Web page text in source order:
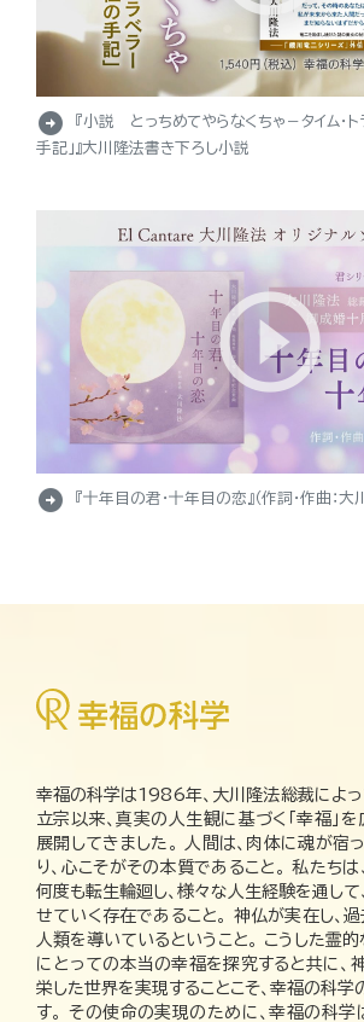
arrow_circle_right
『小説 とっちめてやらなくちゃ－タイム・
手記」』大川隆法書き下ろし小説
arrow_circle_right 『十年目の君・十年目の恋』（作詞・作曲：大
幸福の科学は1986年、大川隆法総裁によっ
立宗以来、真実の人生観に基づく「幸福」を
展開してきました。 人間は、肉体に魂が宿
り、心こそがその本質であること。 私たち
何度も転生輪廻し、様々な人生経験を通して
せていく存在であること。 神仏が実在し、過
人類を導いているということ。 こうした霊
にとっての本当の幸福を探究すると共に、
栄した世界を実現することこそ、幸福の科学
す。 その使命の実現のために、幸福の科学